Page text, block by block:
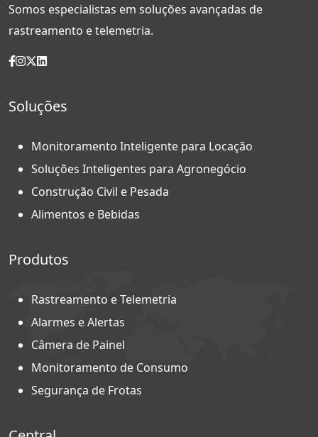
Somos especialistas em soluções avançadas de
rastreamento e telemetria.
Soluções
Monitoramento Inteligente para Locação
Soluções Inteligentes para Agronegócio
Construção Civil e Pesada
Alimentos e Bebidas
Produtos
Rastreamento e Telemetria
Alarmes e Alertas
Câmera de Painel
Monitoramento de Consumo
Segurança de Frotas